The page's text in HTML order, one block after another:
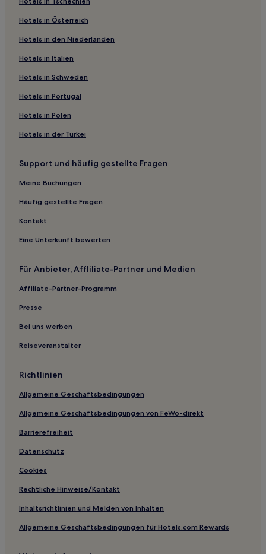
Kilianstädten Hotels
Heldenbergen Hotels
Rüdigheim Hotels
Hotels nahe Bahnhof Schöneck-Kilianstädten
Hotels mit inbegriffenem Frühstück in Frankfurt
Familien in Frankfurt
Straße
Boutique- nahe Große Bockenheimer Straße
Hotels mit Parkplatz in Rosbach vor der Höhe
Hotels in Österreich
Hotels in den Niederlanden
Hotels in Italien
Hotels in Schweden
Hotels in Portugal
Hotels in Polen
Hotels in der Türkei
Support und häufig gestellte Fragen
Meine Buchungen
Häufig gestellte Fragen
Kontakt
Eine Unterkunft bewerten
Für Anbieter, Affliliate-Partner und Medien
Affiliate-Partner-Programm
Presse
Bei uns werben
Reiseveranstalter
Richtlinien
Allgemeine Geschäftsbedingungen
Allgemeine Geschäftsbedingungen von FeWo-direkt
Barrierefreiheit
Datenschutz
Cookies
Rechtliche Hinweise/Kontakt
Inhaltsrichtlinien und Melden von Inhalten
Allgemeine Geschäftsbedingungen für Hotels.com Rewards